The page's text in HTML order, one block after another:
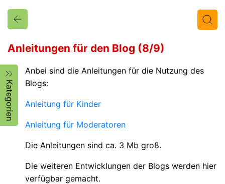
Titel Text Autor/in
Anleitungen für den Blog (8/9)
Kategorien
Anbei sind die Anleitungen für die Nutzung des
Blogs:
Anleitung für Kinder
Anleitung für Moderatoren
Die Anleitungen sind ca. 3 Mb groß.
Die weiteren Entwicklungen der Blogs werden hier
verfügbar gemacht.